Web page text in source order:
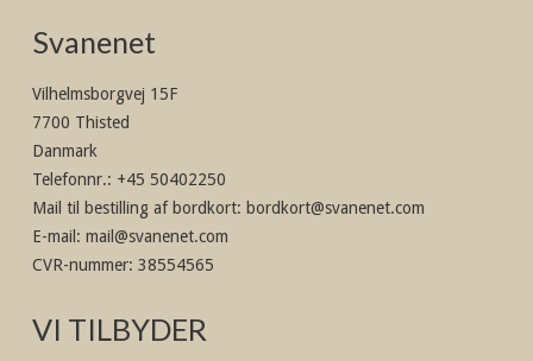
Svanenet
Vilhelmsborgvej 15F
7700 Thisted
Danmark
Telefonnr.: +45 50402250
Mail til bestilling af bordkort: bordkort@svanenet.com
E-mail: mail@svanenet.com
CVR-nummer: 38554565
VI TILBYDER